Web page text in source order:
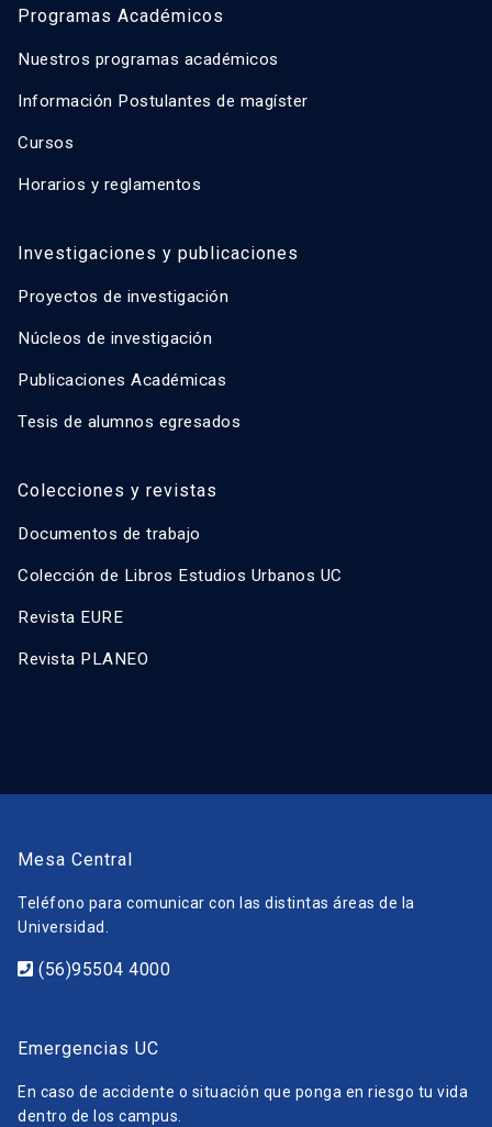
Programas Académicos
Nuestros programas académicos
Información Postulantes de magíster
Cursos
Horarios y reglamentos
Investigaciones y publicaciones
Proyectos de investigación
Núcleos de investigación
Publicaciones Académicas
Tesis de alumnos egresados
Colecciones y revistas
Documentos de trabajo
Colección de Libros Estudios Urbanos UC
Revista EURE
Revista PLANEO
Mesa Central
Teléfono para comunicar con las distintas áreas de la
Universidad.
(56)95504 4000
Emergencias UC
En caso de accidente o situación que ponga en riesgo tu vida
dentro de los campus.